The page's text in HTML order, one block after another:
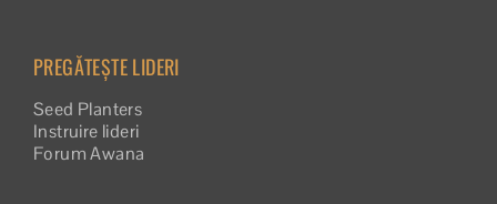
PREGĂTEȘTE LIDERI
Seed Planters
Instruire lideri
Forum Awana